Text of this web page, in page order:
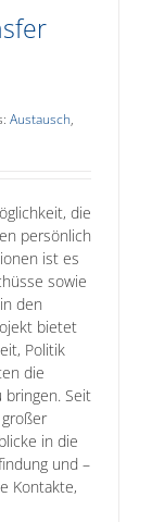
Austausch,
die
persönlich
ist es
sowie
den
bietet
Politik
die
bringen. Seit
in die
und –
Kontakte,